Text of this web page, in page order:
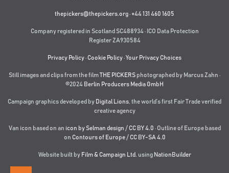
thepickers@thepickers.org·+44 131 460 1605
Company registered in Scotland SC488934 · ICO Data Protection
Register ZA930584
Privacy Policy· Cookie Policy·Your Privacy Choices
Still images and clips from the filmTHE PICKERS photographed by Marcus Zahn ·
©2024 Berlin Producers Media GmbH
Campaign graphics developed by Digital Lions the world’s first Fair Trade verified
creative agency
Van icon based on an icon by Selman design / CC BY 4.0 · Outline of Europe based
on Contours of Europe/ CC BY-SA 4.0
Website built by Film & Campaign Ltd. using NationBuilder